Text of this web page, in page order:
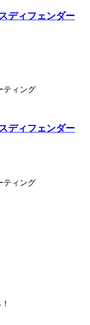
ディフェンダー
ティング
ディフェンダー
ティング